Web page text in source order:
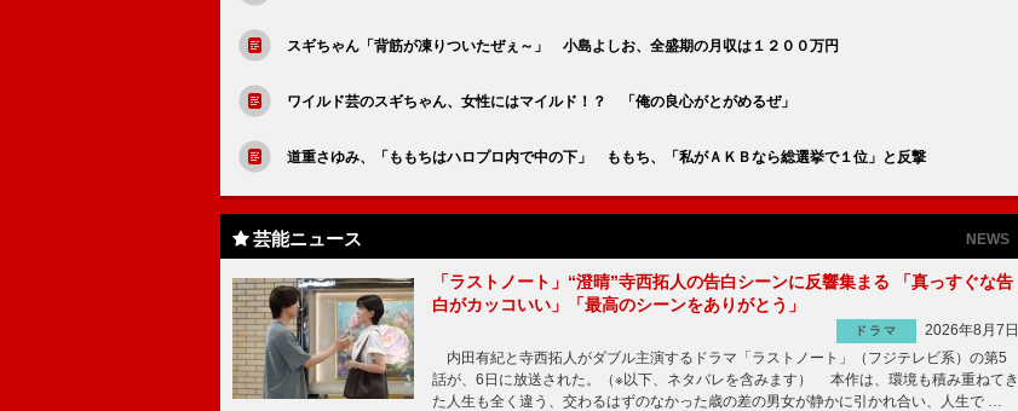
スギちゃん「背筋が凍りついたぜぇ～」 小島よしお、全盛期の月収は１２００万円
ワイルド芸のスギちゃん、女性にはマイルド！？ 「俺の良心がとがめるぜ」
道重さゆみ、「ももちはハロプロ内で中の下」 ももち、「私がＡＫＢなら総選挙で１位」と反撃
芸能ニュース NEWS
「ラストノート」“澄晴”寺西拓人の告白シーンに反響集まる 「真っすぐな告
白がカッコいい」「最高のシーンをありがとう」
ドラマ
2026年8月7日
内田有紀と寺西拓人がダブル主演するドラマ「ラストノート」（フジテレビ系）の第5
話が、6日に放送された。（※以下、ネタバレを含みます） 本作は、環境も積み重ねてき
た人生も全く違う、交わるはずのなかった歳の差の男女が静かに引かれ合い、人生で …